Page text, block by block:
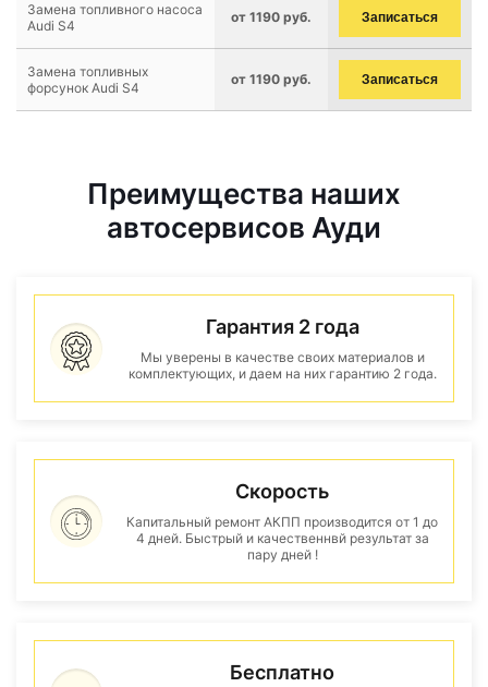
Замена топливного насоса
Audi S4
от 1190 руб. Записаться
Замена топливных
форсунок Audi S4
от 1190 руб. Записаться
Преимущества наших
автосервисов Ауди
Гарантия 2 года
Мы уверены в качестве своих материалов и
комплектующих, и даем на них гарантию 2 года.
Скорость
Капитальный ремонт АКПП производится от 1 до
4 дней. Быстрый и качественнвй результат за
пару дней !
Бесплатно